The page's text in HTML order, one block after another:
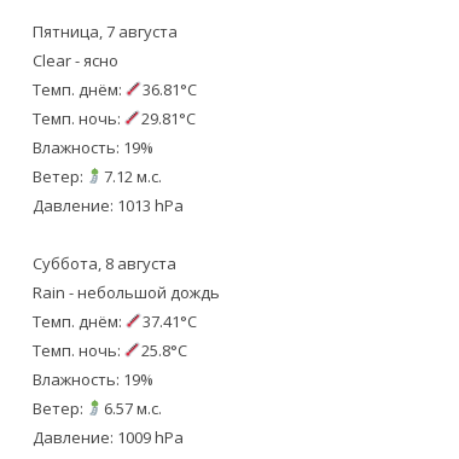
Пятница, 7 августа
Clear - ясно
Темп. днём:
36.81°C
Темп. ночь:
29.81°C
Влажность: 19%
Ветер:
7.12 м.с.
Давление: 1013 hPa
Суббота, 8 августа
Rain - небольшой дождь
Темп. днём:
37.41°C
Темп. ночь:
25.8°C
Влажность: 19%
Ветер:
6.57 м.с.
Давление: 1009 hPa